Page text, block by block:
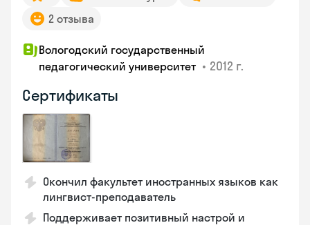
2 отзыва
Вологодский государственный
педагогический университет • 2012 г.
Сертификаты
Окончил факультет иностранных языков как
лингвист-преподаватель
Поддерживает позитивный настрой и